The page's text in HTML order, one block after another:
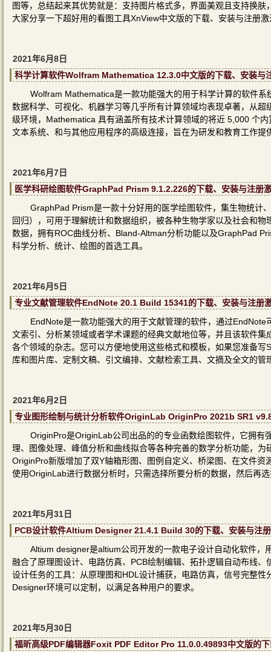
图等，总结起来其优势就是：支持图片格式多，界面美观且支持换
大家分享一下超好用的看图工具XnView中文版的下载、安装与注册
2021年6月8日
科学计算软件Wolfram Mathematica 12.3.0中文版的下载、安装与
Wolfram Mathematica是一款功能强大的用于科学计算的软件
数据科学、可视化、机器学习等几乎所有计算领域均表现卓著，从
级环境，Mathematica 具有涵盖所有技术计算领域的将近 5,000 个
文本系统、和与其他应用程序的高级连接，旨在为研发和教育工作提
2021年6月7日
医学科研绘图软件GraphPad Prism 9.1.2.226的下载、安装与注册
GraphPad Prism是一款十分好用的医学绘图软件，集生物统计
回归），可用于理解统计和数据组织，被各种生物学家以及社会和
数据，拥有ROC曲线分析、Bland-Altman分析功能以及GraphPad
科学分析、统计、绘图的首选工具。
2021年6月5日
专业文献管理软件EndNote 20.1 Build 15341的下载、安装与注册
EndNote是一款功能强大的用于文献管理的软件，通过
文索引、分析某领域或者学术课题的经典文献地位等，并且该软件
各个领域的杂志。您可以方便地使用这些格式和模板，如果您准备
库和图片库、定制文稿、引文编排、文献检索工具、文摘及全文的
2021年6月2日
专业图形绘制与统计分析软件OriginLab OriginPro 2021b SR1
OriginPro是OriginLab公司出品的的专业函数绘图软件，它拥
理、图像处理、峰值分析和曲线拟合等各种完善的数学分析功能，
OriginPro新版增加了双Y轴箱形图、图例自定义、桥梁图、在文件
使用OriginLab进行数据分析时，只需选择所要分析的数据，然后再
2021年5月31日
PCB设计软件Altium Designer 21.4.1 Build 30的下载、安装与注
Altium designer是altium公司开发的一款电子设计自动化软件
融合了原理图设计、电路仿真、PCB绘制编辑、拓扑逻辑自动布线
设计任务的工具：从原理图和HDL设计捕获，电路仿真，信号完整
Designer环境可以定制，以满足各种用户的要求。
2021年5月30日
福昕高级PDF编辑器Foxit PDF Editor Pro 11.0.0.49893中文版的